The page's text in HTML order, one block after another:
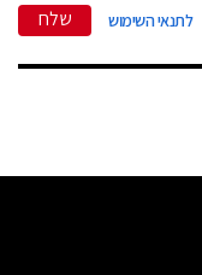
לתנאי השימוש שלח